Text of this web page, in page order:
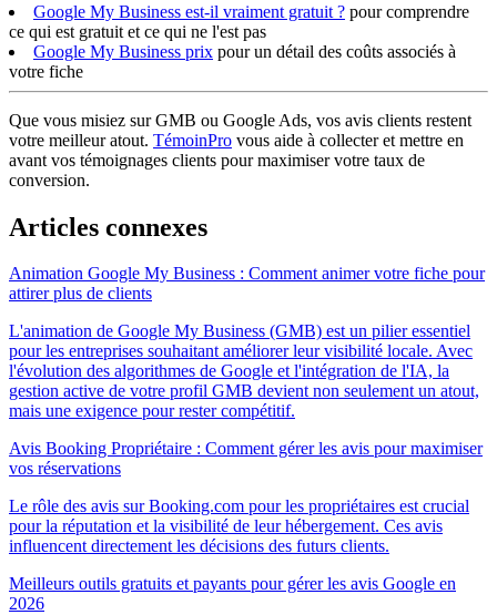
Google My Business est-il vraiment gratuit ? pour comprendre
ce qui est gratuit et ce qui ne l'est pas
Google My Business prix pour un détail des coûts associés à
votre fiche
Que vous misiez sur GMB ou Google Ads, vos avis clients restent
votre meilleur atout. TémoinPro vous aide à collecter et mettre en
avant vos témoignages clients pour maximiser votre taux de
conversion.
Articles connexes
Animation Google My Business : Comment animer votre fiche pour
attirer plus de clients
L'animation de Google My Business (GMB) est un pilier essentiel
pour les entreprises souhaitant améliorer leur visibilité locale. Avec
l'évolution des algorithmes de Google et l'intégration de l'IA, la
gestion active de votre profil GMB devient non seulement un atout,
mais une exigence pour rester compétitif.
Avis Booking Propriétaire : Comment gérer les avis pour maximiser
vos réservations
Le rôle des avis sur Booking.com pour les propriétaires est crucial
pour la réputation et la visibilité de leur hébergement. Ces avis
influencent directement les décisions des futurs clients.
Meilleurs outils gratuits et payants pour gérer les avis Google en
2026